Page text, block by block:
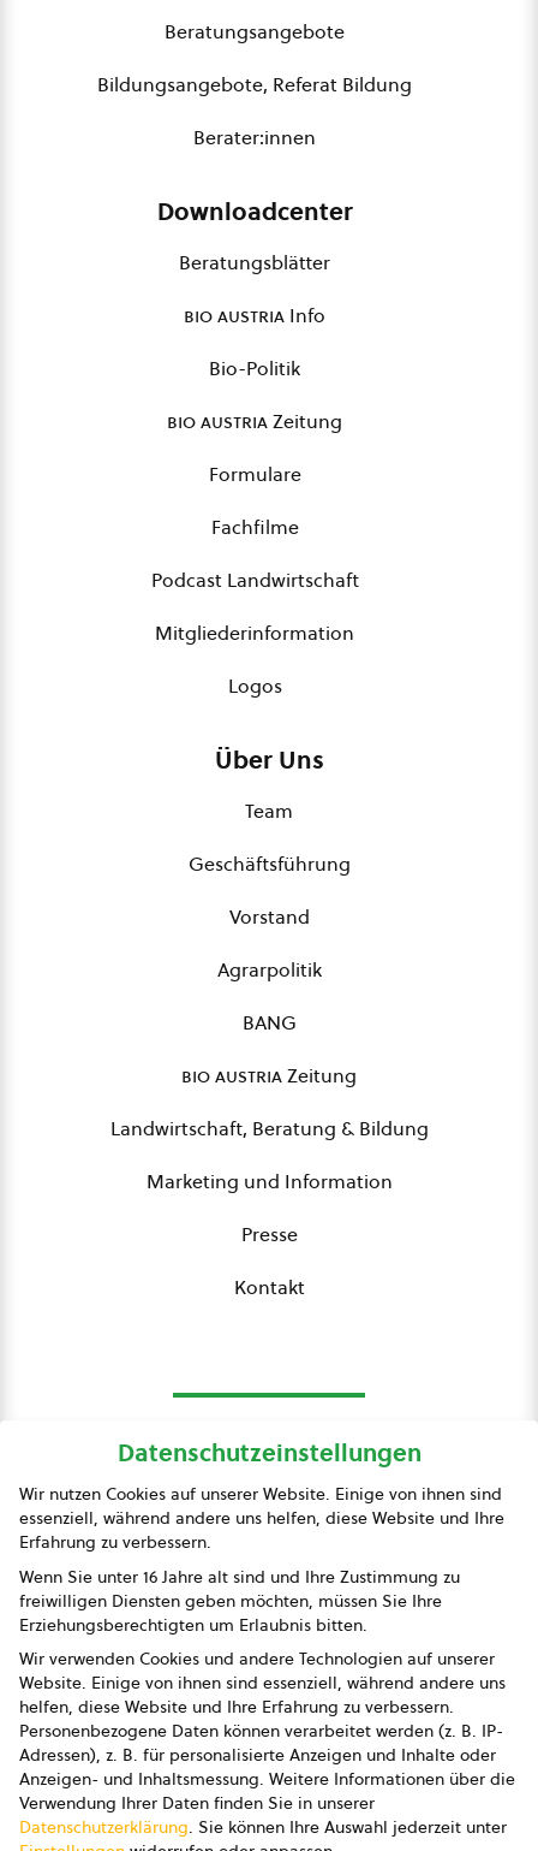
Beratungsangebote
Bildungsangebote, Referat Bildung
Berater:innen
Downloadcenter
Beratungsblätter
bio austria Info
Bio-Politik
bio austriaZeitung
Formulare
Fachfilme
Podcast Landwirtschaft
Mitgliederinformation
Logos
Über Uns
Team
Geschäftsführung
Vorstand
Agrarpolitik
BANG
bio austriaZeitung
Landwirtschaft, Beratung & Bildung
Marketing und Information
Presse
Kontakt
Presse
Impressum
Datenschutz
AGB
AGB Marketing GmbH
AGB Bildung
Newsletter
Datenschutzeinstellungen
Wir nutzen Cookies auf unserer Website. Einige von ihnen sind
essenziell, während andere uns helfen, diese Website und Ihre
Erfahrung zu verbessern.
Wenn Sie unter 16 Jahre alt sind und Ihre Zustimmung zu
freiwilligen Diensten geben möchten, müssen Sie Ihre
Erziehungsberechtigten um Erlaubnis bitten.
Wir verwenden Cookies und andere Technologien auf unserer
Website. Einige von ihnen sind essenziell, während andere uns
helfen, diese Website und Ihre Erfahrung zu verbessern.
Personenbezogene Daten können verarbeitet werden (z. B. IP-
Adressen), z. B. für personalisierte Anzeigen und Inhalte oder
Anzeigen- und Inhaltsmessung. Weitere Informationen über die
Verwendung Ihrer Daten finden Sie in unserer
Datenschutzerklärung. Sie können Ihre Auswahl jederzeit unter